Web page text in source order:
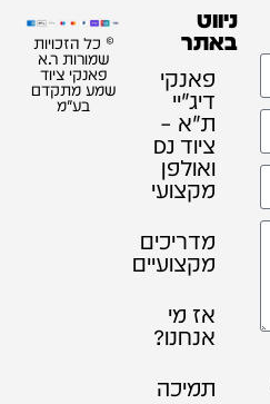
ניווט
באתר
פאנקי
דיג׳יי
ת"א –
ציוד DJ
ואולפן
מקצועי
מדריכים
מקצועיים
אז מי
אנחנו?
תמיכה
© כל הזכויות
שמורות ר.א
פאנקי ציוד
שמע מתקדם
בע"מ